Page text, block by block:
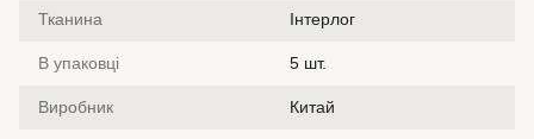
Тканина Інтерлог
В упаковці 5 шт.
Виробник Китай